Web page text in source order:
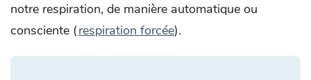
notre respiration, de manière automatique ou
consciente (respiration forcée).